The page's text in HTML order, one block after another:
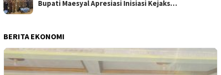
Bupati Maesyal Apresiasi Inisiasi Kejaks…
BERITA EKONOMI